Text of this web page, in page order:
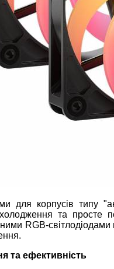
для корпусів типу
та просте
RGB-
та ефективність